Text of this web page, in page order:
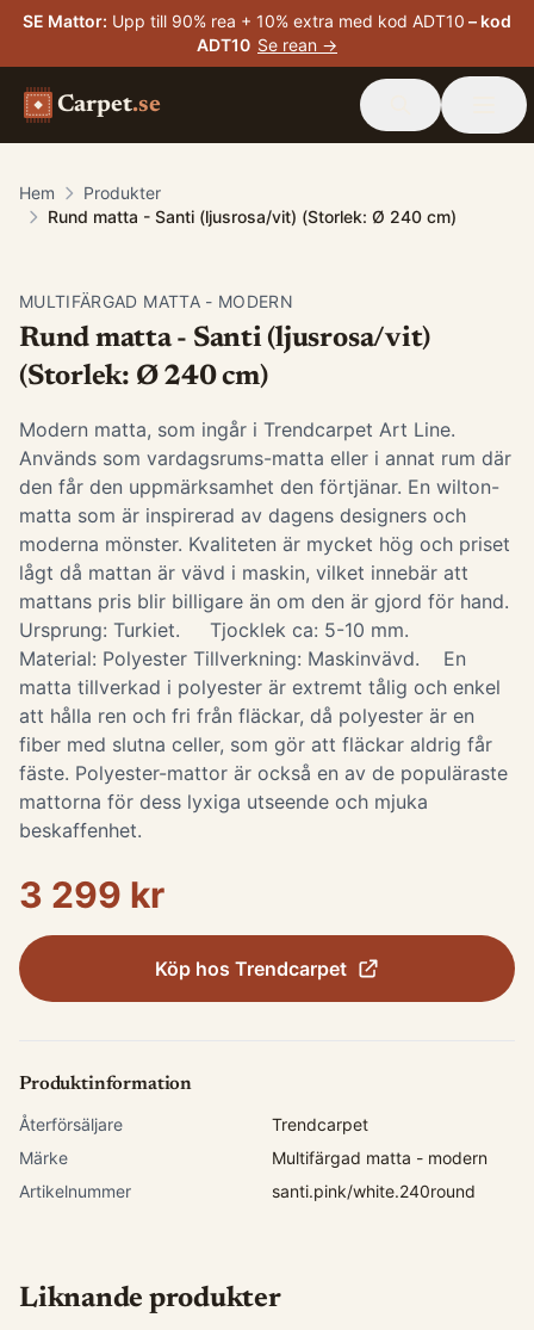
SE Mattor: Upp till 90% rea + 10% extra med kod ADT10 – kod
ADT10 Se rean →
Carpet.se
Hem
Produkter
Rund matta - Santi (ljusrosa/vit) (Storlek: Ø 240 cm)
MULTIFÄRGAD MATTA - MODERN
Rund matta - Santi (ljusrosa/vit)
(Storlek: Ø 240 cm)
Modern matta, som ingår i Trendcarpet Art Line.
Används som vardagsrums-matta eller i annat rum där
den får den uppmärksamhet den förtjänar. En wilton-
matta som är inspirerad av dagens designers och
moderna mönster. Kvaliteten är mycket hög och priset
lågt då mattan är vävd i maskin, vilket innebär att
mattans pris blir billigare än om den är gjord för hand.
Ursprung: Turkiet. Tjocklek ca: 5-10 mm.
Material: Polyester Tillverkning: Maskinvävd. ​ En
matta tillverkad i polyester är extremt tålig och enkel
att hålla ren och fri från fläckar, då polyester är en
fiber med slutna celler, som gör att fläckar aldrig får
fäste. Polyester-mattor är också en av de populäraste
mattorna för dess lyxiga utseende och mjuka
beskaffenhet.
3 299 kr
Köp hos Trendcarpet
Produktinformation
Återförsäljare
Trendcarpet
Märke
Multifärgad matta - modern
Artikelnummer
santi.pink/white.240round
Liknande produkter